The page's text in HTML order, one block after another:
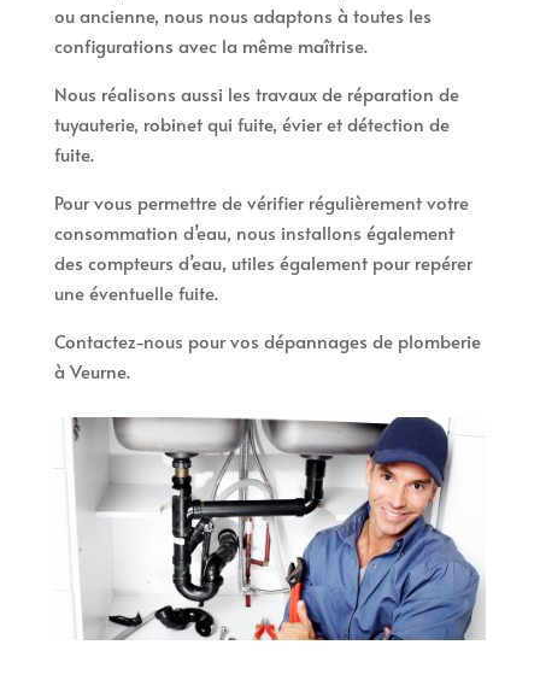
ou ancienne, nous nous adaptons à toutes les
configurations avec la même maîtrise.
Nous réalisons aussi les travaux de réparation de
tuyauterie, robinet qui fuite, évier et détection de
fuite.
Pour vous permettre de vérifier régulièrement votre
consommation d’eau, nous installons également
des compteurs d’eau, utiles également pour repérer
une éventuelle fuite.
Contactez-nous pour vos dépannages de plomberie
à Veurne.